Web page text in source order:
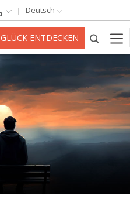
Deutsch
GLÜCK ENTDECKEN